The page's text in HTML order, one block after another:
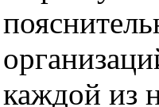
каждой из